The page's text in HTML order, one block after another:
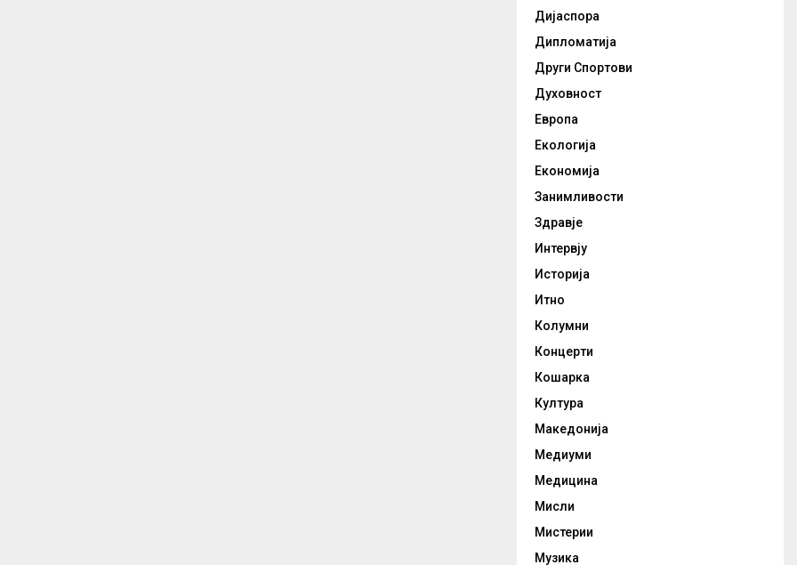
Дијаспора
Дипломатија
Други Спортови
Духовност
Европа
Екологија
Економија
Занимливости
Здравје
Интервју
Историја
Итно
Колумни
Концерти
Кошарка
Култура
Македонија
Медиуми
Медицина
Мисли
Мистерии
Музика